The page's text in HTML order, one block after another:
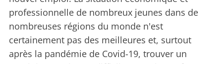
professionnelle de nombreux jeunes dans de
nombreuses régions du monde n'est
certainement pas des meilleures et, surtout
après la pandémie de Covid-19, trouver un